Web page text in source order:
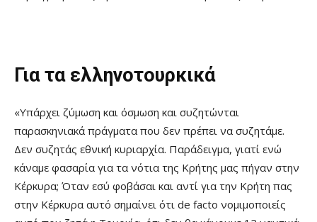
Για τα ελληνοτουρκικά
«Υπάρχει ζύμωση και όσμωση και συζητώνται
παρασκηνιακά πράγματα που δεν πρέπει να συζητάμε.
Δεν συζητάς εθνική κυριαρχία. Παράδειγμα, γιατί ενώ
κάναμε φασαρία για τα νότια της Κρήτης μας πήγαν στην
Κέρκυρα; Όταν εσύ φοβάσαι και αντί για την Κρήτη πας
στην Κέρκυρα αυτό σημαίνει ότι de facto νομιμοποιείς